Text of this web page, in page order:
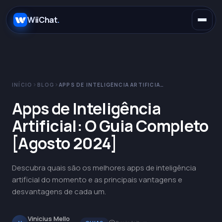
WiiChat.
E-commerce
Concessionárias
Saúde
WhatsApp
Telegram
OpenAI
INÍCIO BLOG APPS DE INTELIGÊNCIA ARTIFICIAL: O GUIA COMPLETO [AGOSTO 2024]
Apps de Inteligência
Artificial: O Guia Completo
[Agosto 2024]
Descubra quais são os melhores apps de inteligência
artificial do momento e as principais vantagens e
desvantagens de cada um.
Vinicius Mello